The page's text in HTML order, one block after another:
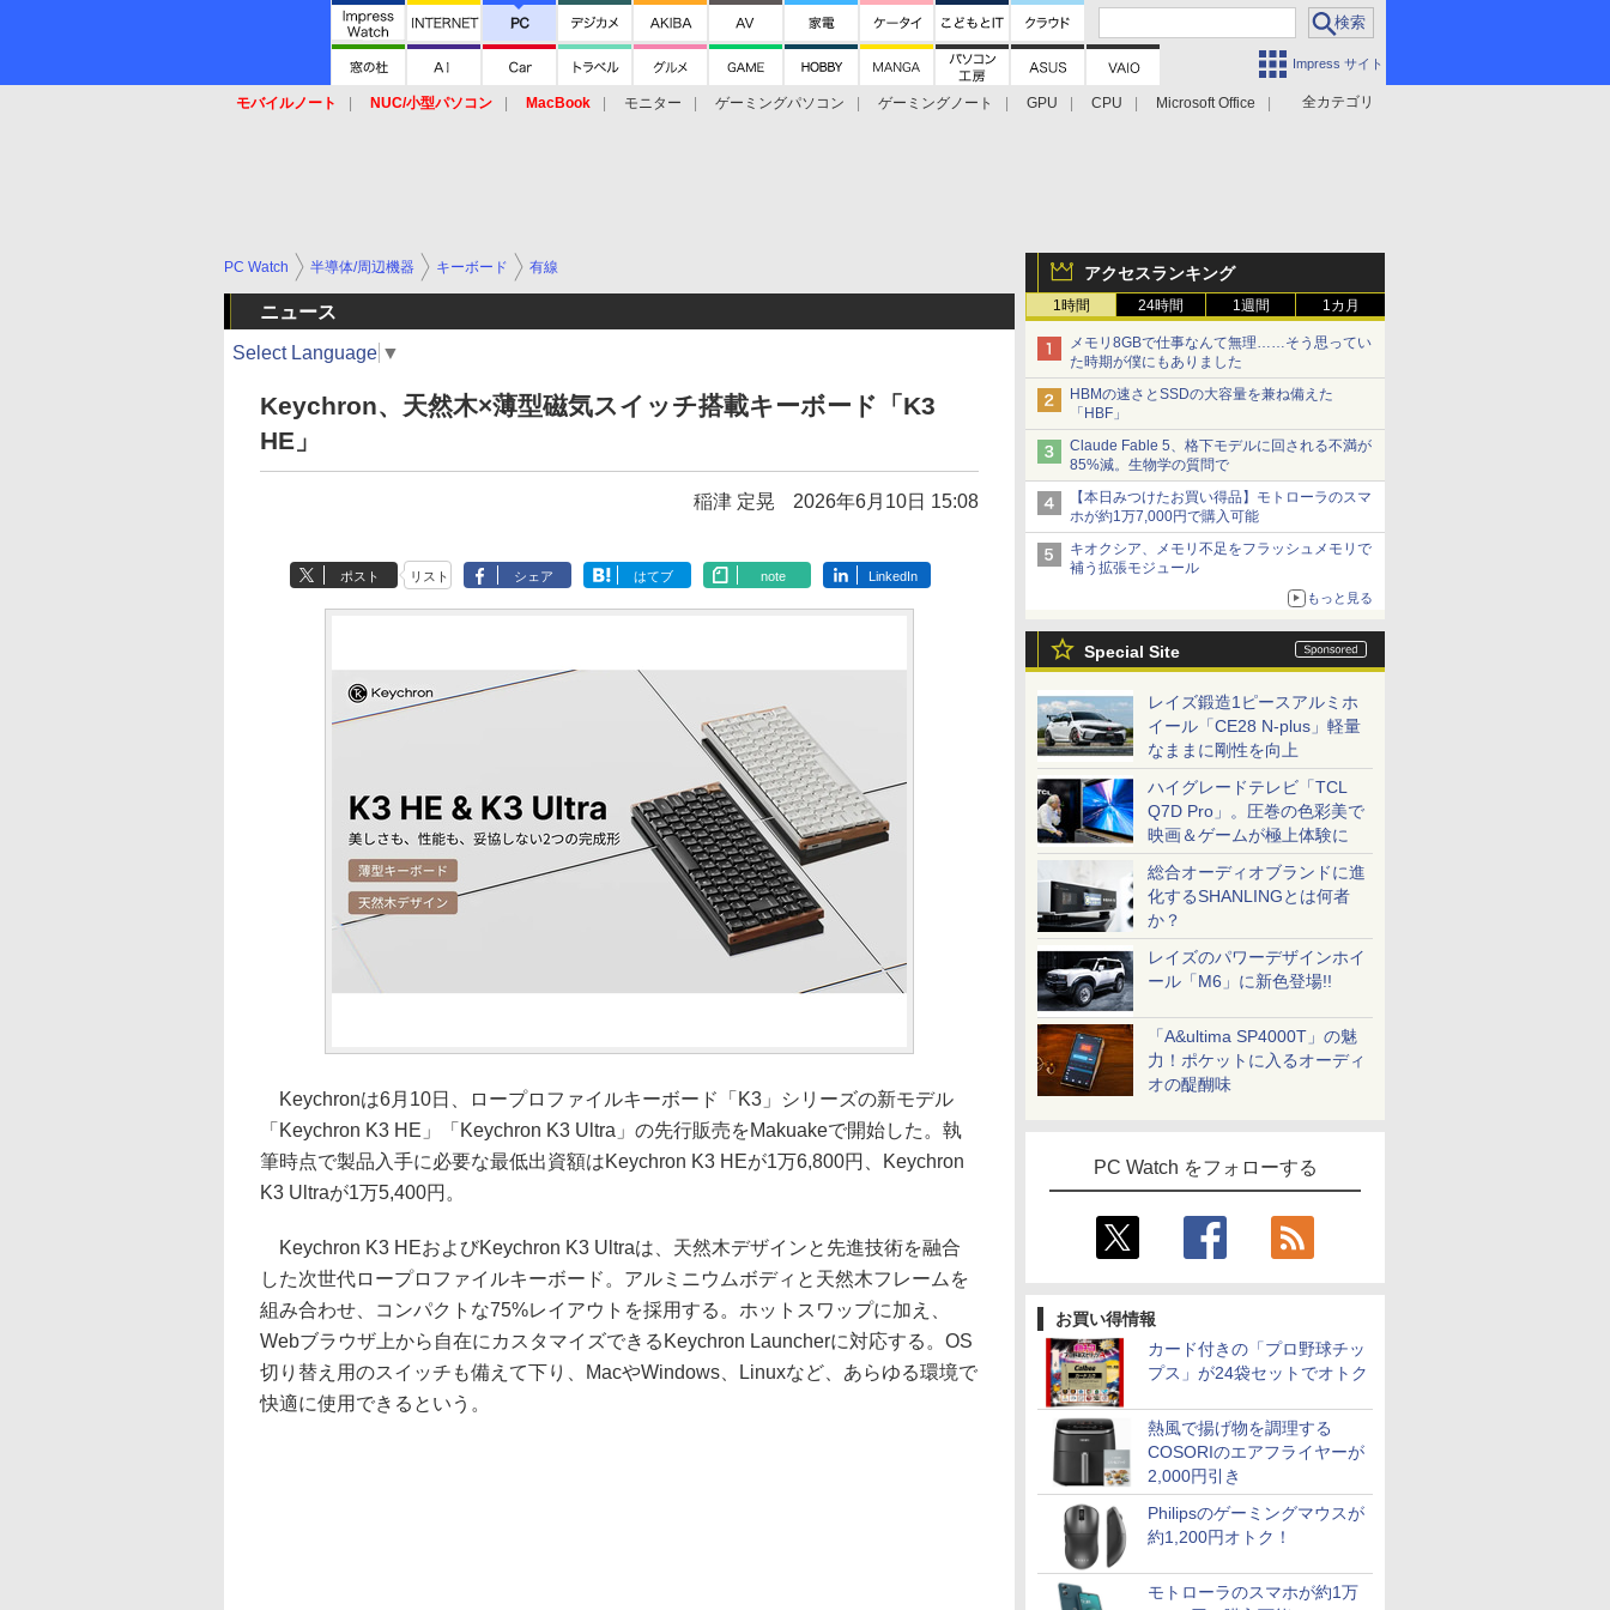
Impress サイト
全カテゴリ
モバイルノート NUC/小型パソコン MacBook モニター ゲーミングパソコン ゲーミングノート GPU CPU
Microsoft Office
アクセスランキング
1時間 24時間 1週間 1カ月
メモリ8GBで仕事なんて無理……そう思ってい
た時期が僕にもありました
HBMの速さとSSDの大容量を兼ね備えた
「HBF」
Claude Fable 5、格下モデルに回される不満が
85%減。生物学の質問で
【本日みつけたお買い得品】モトローラのスマ
ホが約1万7,000円で購入可能
キオクシア、メモリ不足をフラッシュメモリで
補う拡張モジュール
もっと見る
Special Site
レイズ鍛造1ピースアルミホ
イール「CE28 N-plus」軽量
なままに剛性を向上
ハイグレードテレビ「TCL
Q7D Pro」。圧巻の色彩美で
映画＆ゲームが極上体験に
総合オーディオブランドに進
化するSHANLINGとは何者
か？
レイズのパワーデザインホイ
ール「M6」に新色登場!!
「A&ultima SP4000T」の魅
力！ポケットに入るオーディ
オの醍醐味
PC Watch をフォローする
お買い得情報
カード付きの「プロ野球チッ
プス」が24袋セットでオトク
熱風で揚げ物を調理する
COSORIのエアフライヤーが
2,000円引き
Philipsのゲーミングマウスが
約1,200円オトク！
モトローラのスマホが約1万
PC Watch 半導体/周辺機器 キーボード 有線
ニュース
Select Language ▼
Keychron、天然木×薄型磁気スイッチ搭載キーボード「K3
HE」
稲津 定晃 2026年6月10日 15:08
ポスト リスト シェア はてブ note LinkedIn
Keychronは6月10日、ロープロファイルキーボード「K3」シリーズの新モデル
「Keychron K3 HE」「Keychron K3 Ultra」の先行販売をMakuakeで開始した。執
筆時点で製品入手に必要な最低出資額はKeychron K3 HEが1万6,800円、Keychron
K3 Ultraが1万5,400円。
Keychron K3 HEおよびKeychron K3 Ultraは、天然木デザインと先進技術を融合
した次世代ロープロファイルキーボード。アルミニウムボディと天然木フレームを
組み合わせ、コンパクトな75%レイアウトを採用する。ホットスワップに加え、
Webブラウザ上から自在にカスタマイズできるKeychron Launcherに対応する。OS
切り替え用のスイッチも備えて下り、MacやWindows、Linuxなど、あらゆる環境で
快適に使用できるという。